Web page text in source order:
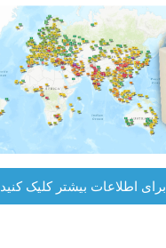
برای اطلاعات بیشتر کلیک کنید